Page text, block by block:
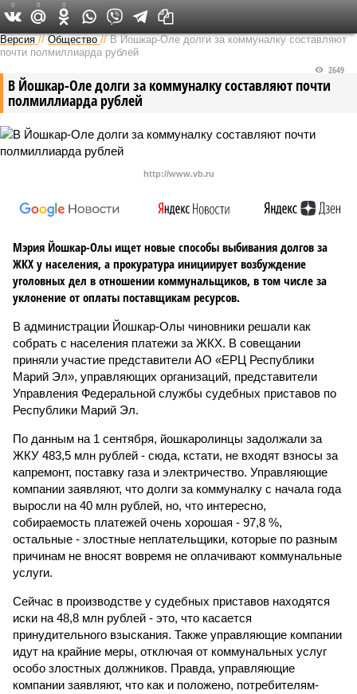
Версия в Чувашии
Версия //Общество //В Йошкар-Оле долги за коммуналку составляют
почти полмиллиарда рублей
В Йошкар-Оле долги за коммуналку составляют почти
полмиллиарда рублей
2649
http://www.vb.ru
Мэрия Йошкар-Олы ищет новые способы выбивания долгов за
ЖКХ у населения, а прокуратура инициирует возбуждение
уголовных дел в отношении коммунальщиков, в том числе за
уклонение от оплаты поставщикам ресурсов.
В администрации Йошкар-Олы чиновники решали как
собрать с населения платежи за ЖКХ. В совещании
приняли участие представители АО «ЕРЦ Республики
Марий Эл», управляющих организаций, представители
Управления Федеральной службы судебных приставов по
Республики Марий Эл.
По данным на 1 сентября, йошкаролинцы задолжали за
ЖКУ 483,5 млн рублей - сюда, кстати, не входят взносы за
капремонт, поставку газа и электричество. Управляющие
компании заявляют, что долги за коммуналку с начала года
выросли на 40 млн рублей, но, что интересно,
собираемость платежей очень хорошая - 97,8 %,
остальные - злостные неплательщики, которые по разным
причинам не вносят вовремя не оплачивают коммунальные
услуги.
Сейчас в производстве у судебных приставов находятся
иски на 48,8 млн рублей - это, что касается
принудительного взыскания. Также управляющие компании
идут на крайние меры, отключая от коммунальных услуг
особо злостных должников. Правда, управляющие
компании заявляют, что как и положено, потребителям-
0 0 0